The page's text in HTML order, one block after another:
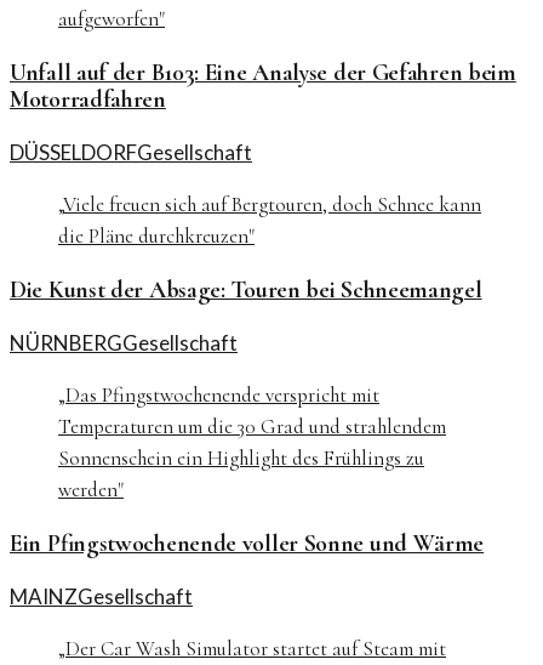
aufgeworfen"
Unfall auf der B103: Eine Analyse der Gefahren beim
Motorradfahren
DÜSSELDORFGesellschaft
„Viele freuen sich auf Bergtouren, doch Schnee kann
die Pläne durchkreuzen"
Die Kunst der Absage: Touren bei Schneemangel
NÜRNBERGGesellschaft
„Das Pfingstwochenende verspricht mit
Temperaturen um die 30 Grad und strahlendem
Sonnenschein ein Highlight des Frühlings zu
werden"
Ein Pfingstwochenende voller Sonne und Wärme
MAINZGesellschaft
„Der Car Wash Simulator startet auf Steam mit